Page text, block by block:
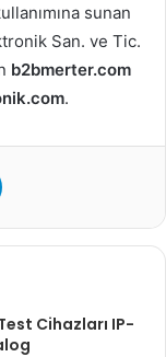
sunan
San. ve Tic.
b2bmerter.com
.
Cihazları IP-